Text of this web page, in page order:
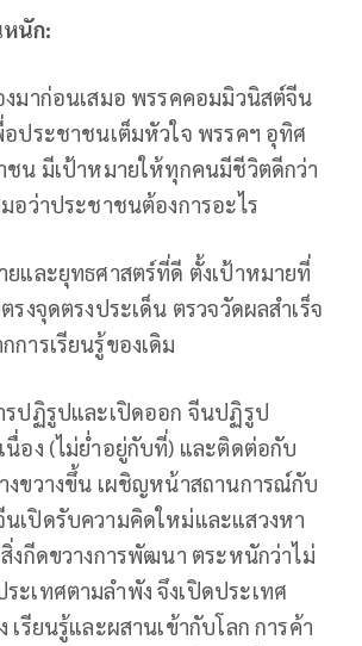
หนัก:
มาก่อนเสมอ พรรคคอมมิวนิสต์จีน
อประชาชนเต็มหัวใจ พรรคฯ อุทิศ
ชน มีเป้าหมายให้ทุกคนมีชีวิตดีกว่า
อว่าประชาชนต้องการอะไร
และยุทธศาสตร์ที่ดี ตั้งเป้าหมายที่
รงจุดตรงประเด็น ตรวจวัดผลสำเร็จ
ารเรียนรู้ของเดิม
ปฏิรูปและเปิดออก จีนปฏิรูป
นื่อง (ไม่ย่ำอยู่กับที่) และติดต่อกับ
งขวางขึ้น เผชิญหน้าสถานการณ์กับ
เปิดรับความคิดใหม่และแสวงหา
งกีดขวางการพัฒนา ตระหนักว่าไม่
ะเทศตามลำพัง จึงเปิดประเทศ
เรียนรู้และผสานเข้ากับโลก การค้า